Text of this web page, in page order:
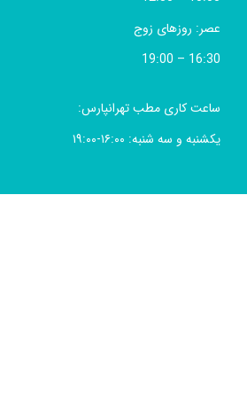
عصر: روزهای زوج
16:30 – 19:00
ساعت کاری مطب تهرانپارس:
یکشنبه و سه شنبه: ۱۶:۰۰-۱۹:۰۰